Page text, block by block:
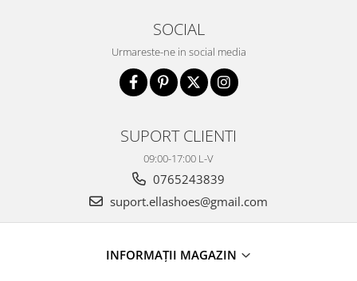
SOCIAL
Urmareste-ne in social media
SUPORT CLIENTI
09:00-17:00 L-V
0765243839
suport.ellashoes@gmail.com
INFORMAȚII MAGAZIN